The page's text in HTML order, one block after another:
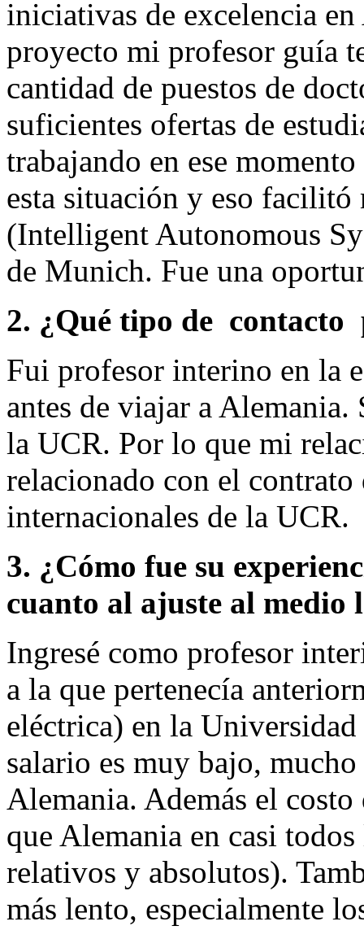
iniciativas de excelencia
proyecto mi profesor guía
cantidad de puestos de
suficientes ofertas de
trabajando en ese
esta situación y eso
(Intelligent Autonomous
de Munich. Fue una
2. ¿Qué tipo de contacto
Fui profesor interino en la
antes de viajar a
la UCR. Por lo que mi
relacionado con el
internacionales de la UCR.
3. ¿Cómo fue su
cuanto al ajuste al medio
Ingresé como profesor
a la que pertenecía
eléctrica) en la
salario es muy bajo,
Alemania. Además el
que Alemania en casi
relativos y absolutos).
más lento, especialmente